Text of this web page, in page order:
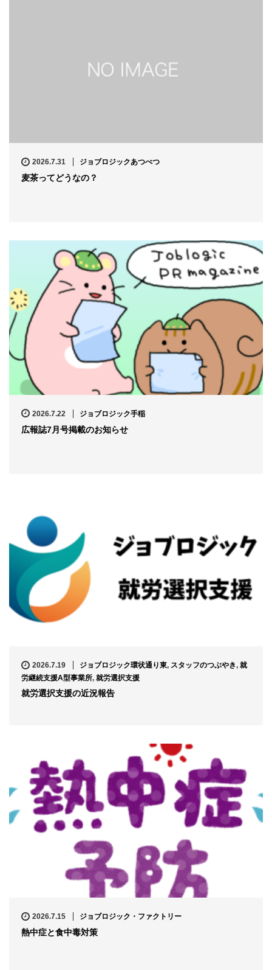
2026.7.31 ジョブロジックあつべつ
麦茶ってどうなの？
2026.7.22 ジョブロジック手稲
広報誌7月号掲載のお知らせ
2026.7.19 ジョブロジック環状通り東, スタッフのつぶやき, 就
労継続支援A型事業所, 就労選択支援
就労選択支援の近況報告
2026.7.15 ジョブロジック・ファクトリー
熱中症と食中毒対策